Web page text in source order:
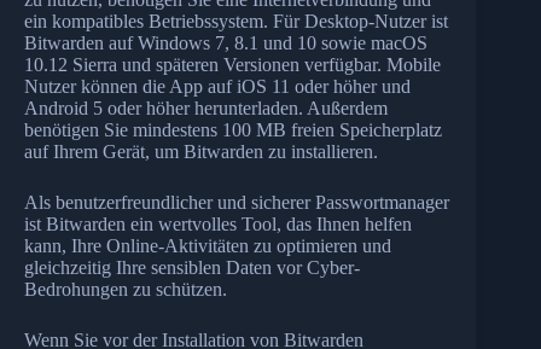
ein kompatibles Betriebssystem. Für Desktop-Nutzer ist
Bitwarden auf Windows 7, 8.1 und 10 sowie macOS
10.12 Sierra und späteren Versionen verfügbar. Mobile
Nutzer können die App auf iOS 11 oder höher und
Android 5 oder höher herunterladen. Außerdem
benötigen Sie mindestens 100 MB freien Speicherplatz
auf Ihrem Gerät, um Bitwarden zu installieren.
Als benutzerfreundlicher und sicherer Passwortmanager
ist Bitwarden ein wertvolles Tool, das Ihnen helfen
kann, Ihre Online-Aktivitäten zu optimieren und
gleichzeitig Ihre sensiblen Daten vor Cyber-
Bedrohungen zu schützen.
Wenn Sie vor der Installation von Bitwarden